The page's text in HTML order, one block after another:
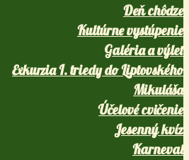
Deň chôdze
Kultúrne vystúpenie
Galéria a výlet
Exkurzia I. triedy do Liptovského
Mikuláša
Účelové cvičenie
Jesenný kvíz
Karneval